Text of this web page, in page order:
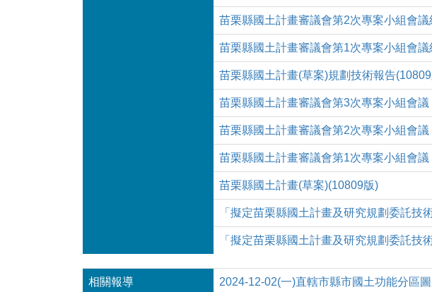
苗栗縣國土計畫審議會第2次專案小組會議
苗栗縣國土計畫審議會第1次專案小組會議
苗栗縣國土計畫(草案)規劃技術報告
苗栗縣國土計畫審議會第3次專案小組會議
苗栗縣國土計畫審議會第2次專案小組會議
苗栗縣國土計畫審議會第1次專案小組會議
苗栗縣國土計畫(草案)(10809版)
「擬定苗栗縣國土計畫及研究規劃委託技
「擬定苗栗縣國土計畫及研究規劃委託技
相關報導 2024-12-02(一)直轄市縣市國土功能分區